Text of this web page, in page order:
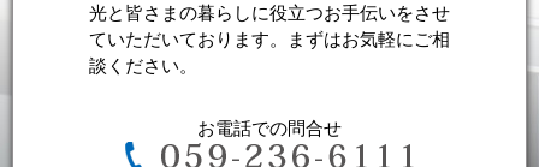
光と皆さまの暮らしに役立つお手伝いをさせ
ていただいております。まずはお気軽にご相
談ください。
お電話での問合せ